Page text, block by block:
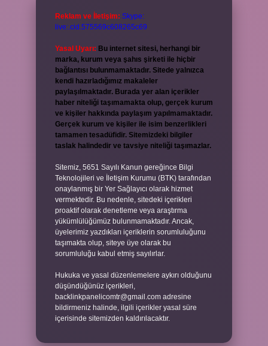
Reklam ve İletişim: Skype:
live:.cid.575569c608265c69
Yasal Uyarı: Bu internet sitesi, herhangi bir
marka, kurum veya şahıs şirketi ile hiçbir
bağlantısı bulunmamaktadır. Sitede yalnızca
kendi hazırladığımız makaleler
paylaşılmaktadır. Burada yer alan içerikler
haber niteliği taşımamakta olup, gerçek kurum
ve kişiler hakkında paylaşım yapılmamaktadır.
Gerçek kurum ve kişiler ile isim benzerlikleri
tamamen tesadüfidir. Sitemizdeki bilgiler
taslak halindedir ve tavsiye niteliği taşımazlar.
Sitemiz, 5651 Sayılı Kanun gereğince Bilgi
Teknolojileri ve İletişim Kurumu (BTK) tarafından
onaylanmış bir Yer Sağlayıcı olarak hizmet
vermektedir. Bu nedenle, sitedeki içerikleri
proaktif olarak denetleme veya araştırma
yükümlülüğümüz bulunmamaktadır. Ancak,
üyelerimiz yazdıkları içeriklerin sorumluluğunu
taşımakta olup, siteye üye olarak bu
sorumluluğu kabul etmiş sayılırlar.
Hukuka ve yasal düzenlemelere aykırı olduğunu
düşündüğünüz içerikleri,
backlinkpanelicomtr@gmail.com adresine
bildirmeniz halinde, ilgili içerikler yasal süre
içerisinde sitemizden kaldırılacaktır.